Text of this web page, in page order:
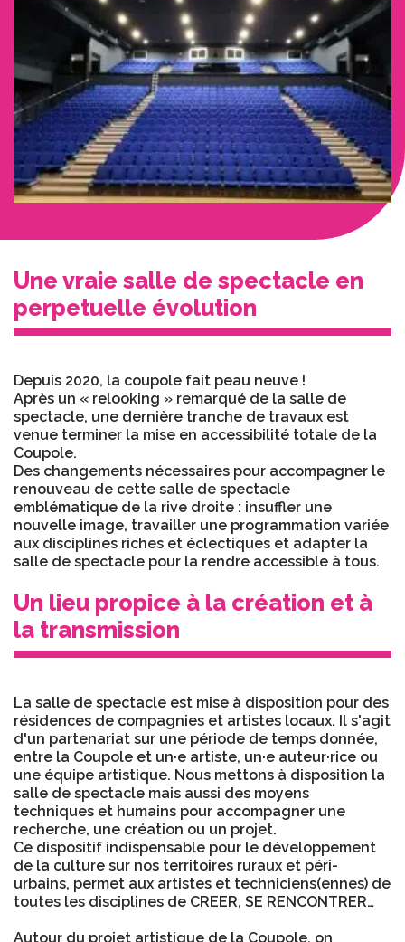
Une vraie salle de spectacle en
perpetuelle évolution
Depuis 2020, la coupole fait peau neuve !
Après un « relooking » remarqué de la salle de
spectacle, une dernière tranche de travaux est
venue terminer la mise en accessibilité totale de la
Coupole.
Des changements nécessaires pour accompagner le
renouveau de cette salle de spectacle
emblématique de la rive droite : insuffler une
nouvelle image, travailler une programmation variée
aux disciplines riches et éclectiques et adapter la
salle de spectacle pour la rendre accessible à tous.
Un lieu propice à la création et à
la transmission
La salle de spectacle est mise à disposition pour des
résidences de compagnies et artistes locaux. Il s'agit
d'un partenariat sur une période de temps donnée,
entre la Coupole et un·e artiste, un·e auteur·rice ou
une équipe artistique. Nous mettons à disposition la
salle de spectacle mais aussi des moyens
techniques et humains pour accompagner une
recherche, une création ou un projet.
Ce dispositif indispensable pour le développement
de la culture sur nos territoires ruraux et péri-
urbains, permet aux artistes et techniciens(ennes) de
toutes les disciplines de CREER, SE RENCONTRER…
Autour du projet artistique de la Coupole, on